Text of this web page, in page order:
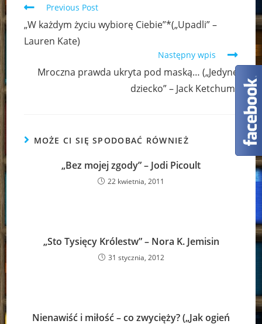
Read
articles
Previous Post
„W każdym życiu wybiorę Ciebie”*(„Upadli” –
Lauren Kate)
Następny wpis
Mroczna prawda ukryta pod maską… („Jedyne
dziecko” – Jack Ketchum)
MOŻE CI SIĘ SPODOBAĆ RÓWNIEŻ
„Bez mojej zgody” – Jodi Picoult
22 kwietnia, 2011
„Sto Tysięcy Królestw” – Nora K. Jemisin
31 stycznia, 2012
Nienawiść i miłość – co zwycięży? („Jak ogień